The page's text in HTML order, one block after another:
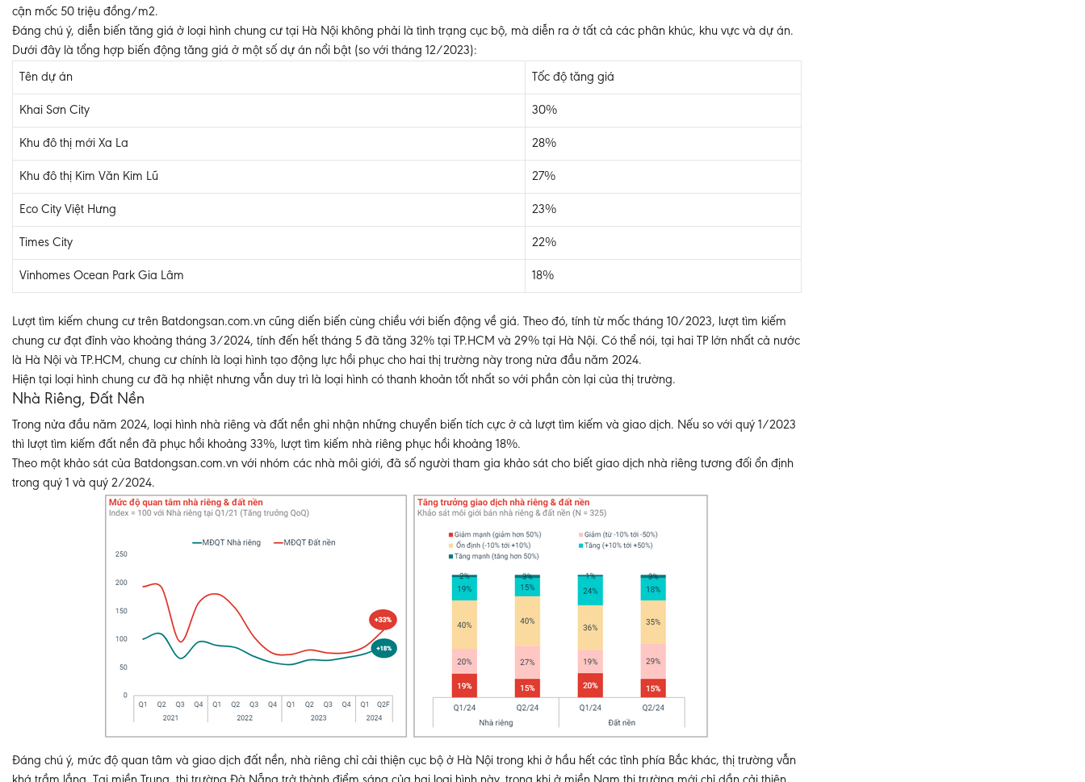
cận mốc 50 triệu đồng/m2.
Đáng chú ý, diễn biến tăng giá ở loại hình chung cư tại Hà Nội không phải là tình trạng cục bộ, mà diễn ra ở tất cả các phân khúc, khu vực và dự án.
Dưới đây là tổng hợp biến động tăng giá ở một số dự án nổi bật (so với tháng 12/2023):
Tên dự án Tốc độ tăng giá
Khai Sơn City 30%
Khu đô thị mới Xa La 28%
Khu đô thị Kim Văn Kim Lũ 27%
Eco City Việt Hưng 23%
Times City 22%
Vinhomes Ocean Park Gia Lâm 18%
Lượt tìm kiếm chung cư trên Batdongsan.com.vn cũng diến biến cùng chiều với biến động về giá. Theo đó, tính từ mốc tháng 10/2023, lượt tìm kiếm
chung cư đạt đỉnh vào khoảng tháng 3/2024, tính đến hết tháng 5 đã tăng 32% tại TP.HCM và 29% tại Hà Nội. Có thể nói, tại hai TP lớn nhất cả nước
là Hà Nội và TP.HCM, chung cư chính là loại hình tạo động lực hồi phục cho hai thị trường này trong nửa đầu năm 2024.
Hiện tại loại hình chung cư đã hạ nhiệt nhưng vẫn duy trì là loại hình có thanh khoản tốt nhất so với phần còn lại của thị trường.
Nhà Riêng, Đất Nền
Trong nửa đầu năm 2024, loại hình nhà riêng và đất nền ghi nhận những chuyển biến tích cực ở cả lượt tìm kiếm và giao dịch. Nếu so với quý 1/2023
thì lượt tìm kiếm đất nền đã phục hồi khoảng 33%, lượt tìm kiếm nhà riêng phục hồi khoảng 18%.
Theo một khảo sát của Batdongsan.com.vn với nhóm các nhà môi giới, đã số người tham gia khảo sát cho biết giao dịch nhà riêng tương đối ổn định
trong quý 1 và quý 2/2024.
Đáng chú ý, mức độ quan tâm và giao dịch đất nền, nhà riêng chỉ cải thiện cục bộ ở Hà Nội trong khi ở hầu hết các tỉnh phía Bắc khác, thị trường vẫn